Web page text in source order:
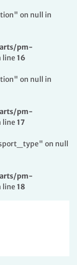
on null in
pm-
line 16
on null in
pm-
line 17
on null
pm-
line 18